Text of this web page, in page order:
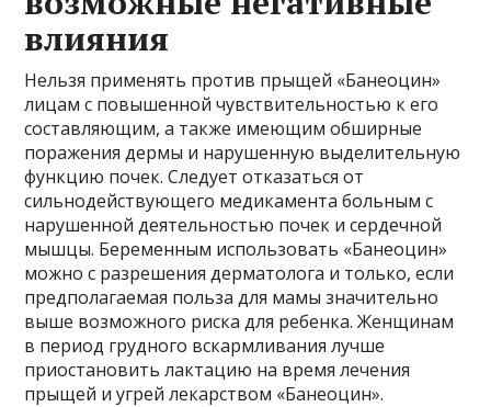
влияния
Нельзя применять против прыщей «Банеоцин»
лицам с повышенной чувствительностью к его
составляющим, а также имеющим обширные
поражения дермы и нарушенную выделительную
функцию почек. Следует отказаться от
сильнодействующего медикамента больным с
нарушенной деятельностью почек и сердечной
мышцы. Беременным использовать «Банеоцин»
можно с разрешения дерматолога и только, если
предполагаемая польза для мамы значительно
выше возможного риска для ребенка. Женщинам
в период грудного вскармливания лучше
приостановить лактацию на время лечения
прыщей и угрей лекарством «Банеоцин».